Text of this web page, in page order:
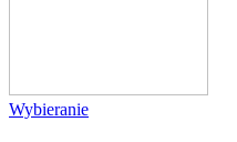
Wybieranie